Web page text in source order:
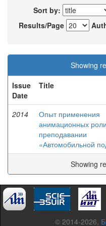
Sort by:
Results/Page
Showing
Issue
Date
Title
2014
Опыт применения
анимационных
преподавании
«Автомобильной
Showing
© 2014-2026,